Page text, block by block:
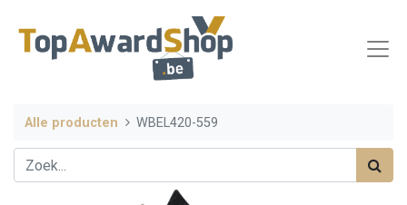
Alle producten WBEL420-559